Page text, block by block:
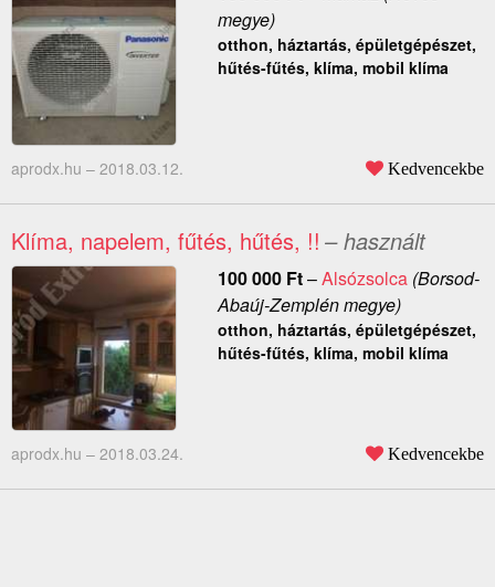
megye)
otthon, háztartás, épületgépészet,
hűtés-fűtés, klíma, mobil klíma
aprodx.hu – 2018.03.12. Kedvencekbe
Klíma, napelem, fűtés, hűtés, !! – használt
100 000 Ft–Alsózsolca(Borsod-
Abaúj-Zemplén megye)
otthon, háztartás, épületgépészet,
hűtés-fűtés, klíma, mobil klíma
aprodx.hu – 2018.03.24. Kedvencekbe